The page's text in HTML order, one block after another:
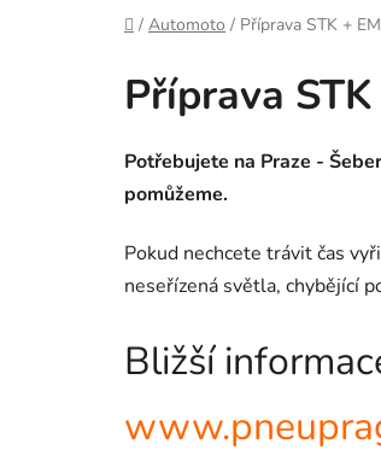
Domů
/ Automoto / Příprava STK +
Příprava
Potřebujete na Praze -
pomůžeme.
Pokud nechcete trávit čas
neseřízená světla, chybějící
Bližší